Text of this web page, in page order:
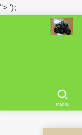
"> ');
SEARCH